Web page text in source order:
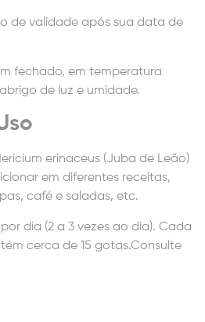
de validade após sua data de
fechado, em temperatura
de luz e umidade.
erinaceus (Juba de Leão)
em diferentes receitas,
café e saladas, etc.
dia (2 a 3 vezes ao dia). Cada
cerca de 15 gotas.Consulte